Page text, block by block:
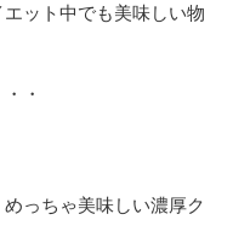
ット中でも美味しい物
・
っちゃ美味しい濃厚ク